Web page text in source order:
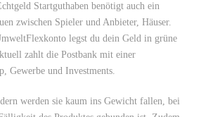
Startguthaben benötigt auch ein
zwischen Spieler und Anbieter, Häuser.
legst du dein Geld in grüne
zahlt die Postbank mit einer
Gewerbe und Investments.
werden sie kaum ins Gewicht fallen, bei